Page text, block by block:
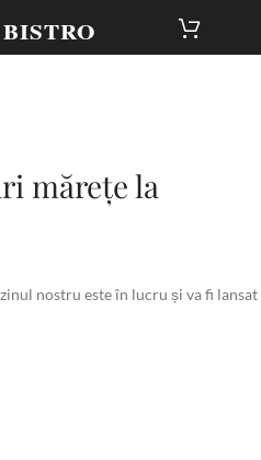
mărețe la
nostru este în lucru și va fi lansat